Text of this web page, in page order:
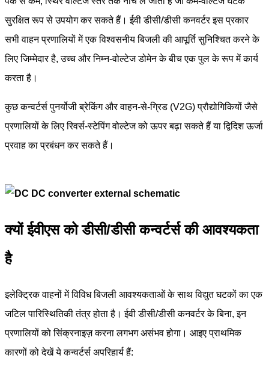
सुरक्षित रूप से उपयोग कर सकते हैं। ईवी डीसी/डीसी कनवर्टर इस प्रकार
सभी वाहन प्रणालियों में एक विश्वसनीय बिजली की आपूर्ति सुनिश्चित करने के
लिए जिम्मेदार है, उच्च और निम्न-वोल्टेज डोमेन के बीच एक पुल के रूप में कार्य
करता है।
कुछ कन्वर्टर्स पुनर्योजी ब्रेकिंग और वाहन-से-ग्रिड (V2G) प्रौद्योगिकियों जैसे
प्रणालियों के लिए रिवर्स-स्टेपिंग वोल्टेज को ऊपर बढ़ा सकते हैं या द्विदिश ऊर्जा
प्रवाह का प्रबंधन कर सकते हैं।
क्यों ईवीएस को डीसी/डीसी कन्वर्टर्स की आवश्यकता
है
इलेक्ट्रिक वाहनों में विविध बिजली आवश्यकताओं के साथ विद्युत घटकों का एक
जटिल पारिस्थितिकी तंत्र होता है। ईवी डीसी/डीसी कनवर्टर के बिना, इन
प्रणालियों को सिंक्रनाइज़ करना लगभग असंभव होगा। आइए प्राथमिक
कारणों को देखें ये कन्वर्टर्स अपरिहार्य हैं: